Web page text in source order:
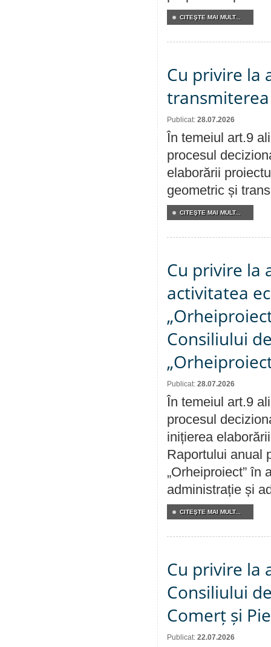
CITEŞTE MAI MULT...
Cu privire la
Publicat: 28.07.2026
În temeiul art.9
procesul
elaborării
geometric și
CITEŞTE MAI MULT...
Cu privire la
activitatea
Consiliului
Publicat: 28.07.2026
În temeiul art.9
procesul
inițierea
Raportului anual
„Orheiproiect” în
administrație și
CITEŞTE MAI MULT...
Cu privire la
Consiliului
Comerț și
Publicat: 22.07.2026